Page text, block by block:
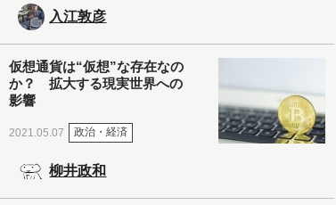
入江敦彦
仮想通貨は“仮想”な存在なの
か？ 拡大する現実世界への
影響
2021.05.07 政治・経済
柳井政和